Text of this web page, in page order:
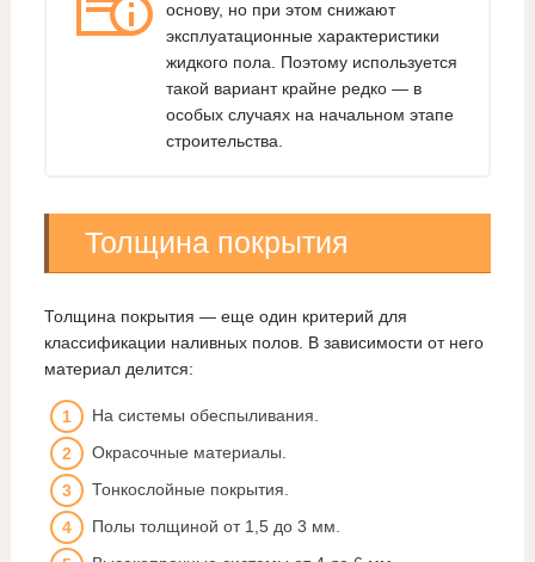
основу, но при этом снижают
эксплуатационные характеристики
жидкого пола. Поэтому используется
такой вариант крайне редко — в
особых случаях на начальном этапе
строительства.
Толщина покрытия
Толщина покрытия — еще один критерий для
классификации наливных полов. В зависимости от него
материал делится:
На системы обеспыливания.
Окрасочные материалы.
Тонкослойные покрытия.
Полы толщиной от 1,5 до 3 мм.